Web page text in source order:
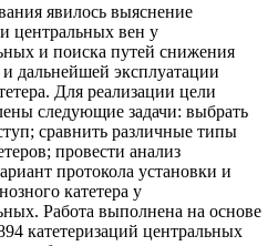
явилось выяснение
центральных вен у
и поиска путей снижения
дальнейшей эксплуатации
Для реализации цели
следующие задачи: выбрать
сравнить различные типы
провести анализ
протокола установки и
катетера у
Работа выполнена на основе
катетеризаций центральных